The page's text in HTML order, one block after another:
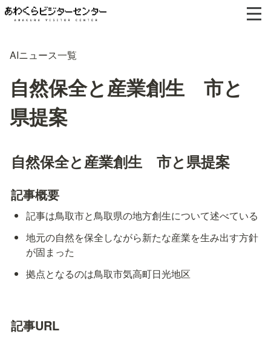
AIニュース一覧
自然保全と産業創生 市と
県提案
自然保全と産業創生　市と県提案
記事概要
記事は鳥取市と鳥取県の地方創生について述べている
地元の自然を保全しながら新たな産業を生み出す方針
が固まった
拠点となるのは鳥取市気高町日光地区
記事URL